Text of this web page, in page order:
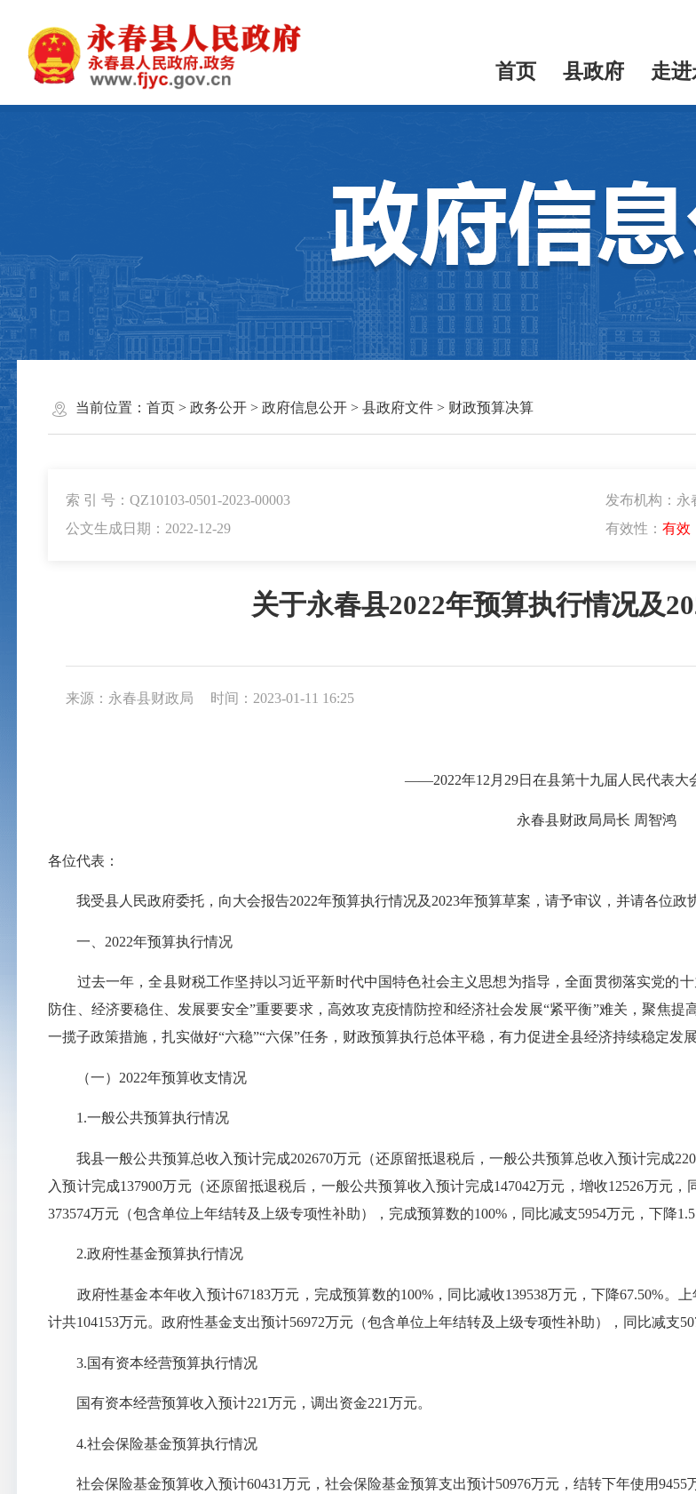
首页 县政府 走
当前位置： 首页> 政务公开> 政府信息公开> 县政府文件> 财政预算决算
索 引 号：QZ10103-0501-2023-00003
发布机构：永
公文生成日期：2022-12-29
有效性： 有效
关于永春县2022年预算执行情况及
来源：永春县财政局 时间：2023-01-11 16:25
——2022年12月29日在县第十九届人民代表大
永春县财政局局长 周智鸿
各位代表：
我受县人民政府委托，向大会报告2022年预算执行情况及2023年预算草案，请予审议，并请各位政
一、2022年预算执行情况
过去一年，全县财税工作坚持以习近平新时代中国特色社会主义思想为指导，全面贯彻落实党的
防住、经济要稳住、发展要安全”重要要求，高效攻克疫情防控和经济社会发展“紧平衡”难关，聚焦
一揽子政策措施，扎实做好“六稳”“六保”任务，财政预算执行总体平稳，有力促进全县经济持续稳定发展
（一）2022年预算收支情况
1.一般公共预算执行情况
我县一般公共预算总收入预计完成202670万元（还原留抵退税后，一般公共预算总收入预计完成
入预计完成137900万元（还原留抵退税后，一般公共预算收入预计完成147042万元，增收12526万元
373574万元（包含单位上年结转及上级专项性补助），完成预算数的100%，同比减支5954万元，下降
2.政府性基金预算执行情况
政府性基金本年收入预计67183万元，完成预算数的100%，同比减收139538万元，下降67.50%。
计共104153万元。政府性基金支出预计56972万元（包含单位上年结转及上级专项性补助），同比减支
3.国有资本经营预算执行情况
国有资本经营预算收入预计221万元，调出资金221万元。
4.社会保险基金预算执行情况
社会保险基金预算收入预计60431万元，社会保险基金预算支出预计50976万元，结转下年使用9455